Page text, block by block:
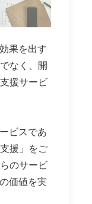
果を出す
なく、開
援サービ
ビスであ
援」をご
のサービ
価値を実